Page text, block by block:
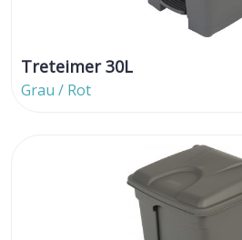
Treteimer 30L
Grau / Rot